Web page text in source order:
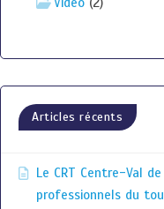
Articles récents
Le CRT Centre-Val
professionnels du